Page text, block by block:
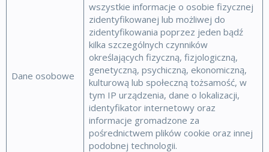
Dane osobowe
wszystkie informacje o osobie fizycznej
zidentyfikowanej lub możliwej do
zidentyfikowania poprzez jeden bądź
kilka szczególnych czynników
określających fizyczną, fizjologiczną,
genetyczną, psychiczną, ekonomiczną,
kulturową lub społeczną tożsamość, w
tym IP urządzenia, dane o lokalizacji,
identyfikator internetowy oraz
informacje gromadzone za
pośrednictwem plików cookie oraz innej
podobnej technologii.